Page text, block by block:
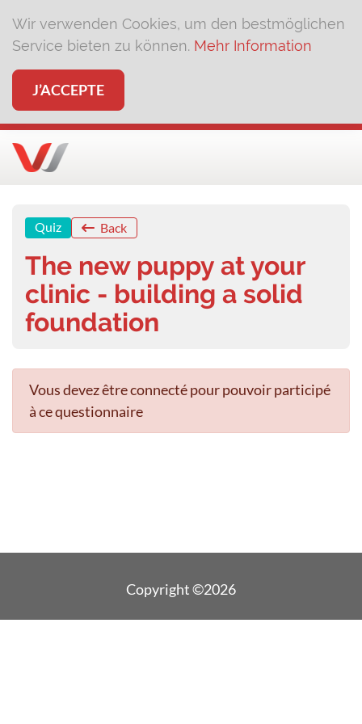
Wir verwenden Cookies, um den bestmöglichen
Service bieten zu können. Mehr Information
J’ACCEPTE
Quiz Back
The new puppy at your
clinic - building a solid
foundation
Vous devez être connecté pour pouvoir participé
à ce questionnaire
Copyright ©2026